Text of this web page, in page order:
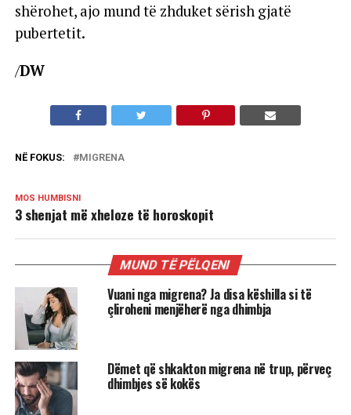
shërohet, ajo mund të zhduket sërish gjatë
pubertetit.
/DW
NË FOKUS: MIGRENA
MOS HUMBISNI
3 shenjat më xheloze të horoskopit
MUND TË PËLQENI
Vuani nga migrena? Ja disa këshilla si të
çliroheni menjëherë nga dhimbja
Dëmet që shkakton migrena në trup, përveç
dhimbjes së kokës